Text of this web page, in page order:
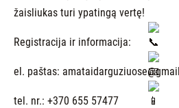
žaisliukas turi ypatingą vertę!
Registracija ir informacija:
el. paštas:
tel. nr.: +370 655 57477